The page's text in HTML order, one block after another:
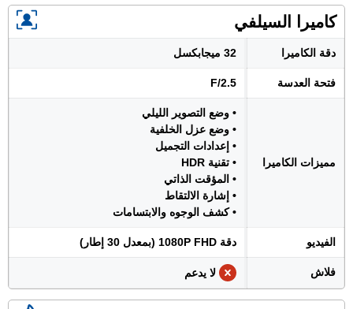
كاميرا السيلفي
دقة الكاميرا 32 ميجابكسل
فتحة العدسة F/2.5
مميزات الكاميرا
• وضع التصوير الليلي
• وضع عزل الخلفية
• إعدادات التجميل
• تقنية HDR
• المؤقت الذاتي
• إشارة الالتقاط
• كشف الوجوه والابتسامات
الفيديو دقة 1080P FHD (بمعدل 30 إطار)
فلاش لا يدعم